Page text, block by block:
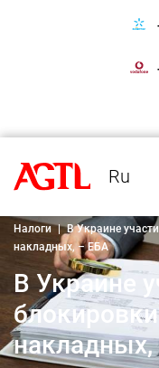
Ru
Налоги | В Украине
накладных, – ЕБА
В Украине